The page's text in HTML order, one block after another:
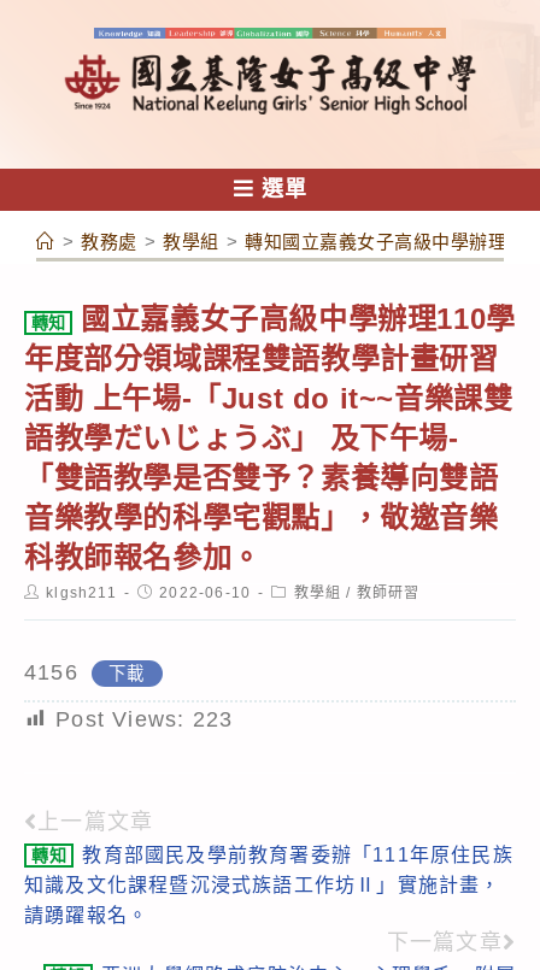
容
選單
> 教務處 > 教學組 > 轉知國立嘉義女子高級中學辦理
轉知
國立嘉義女子高級中學辦理110學
年度部分領域課程雙語教學計畫研習
活動 上午場-「Just do it~~音樂課雙
語教學だいじょうぶ」 及下午場-
「雙語教學是否雙予？素養導向雙語
音樂教學的科學宅觀點」，敬邀音樂
科教師報名參加。
Postklgsh211
Post2022-06-10
Post教學組 / 教師研習
4156 下載
Post Views: 223
Read
more
articles
上一篇文章
轉知
教育部國民及學前教育署委辦「111年原住民族
知識及文化課程暨沉浸式族語工作坊Ⅱ」實施計畫，
請踴躍報名。
下一篇文章